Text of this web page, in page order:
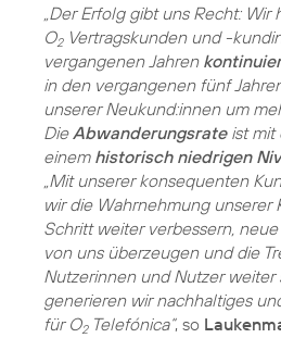
„Der Erfolg gibt uns Recht:
O2Vertragskunden und -
vergangenen Jahren
in den vergangenen fünf
unserer Neukund:innen um
DieAbwanderungsrateist mit
einem historisch niedrigen
„Mit unserer konsequenten
wir die Wahrnehmung unserer
Schritt weiter verbessern,
von uns überzeugen und die
Nutzerinnen und Nutzer weiter
generieren wir nachhaltiges
für O2Telefónica“, so